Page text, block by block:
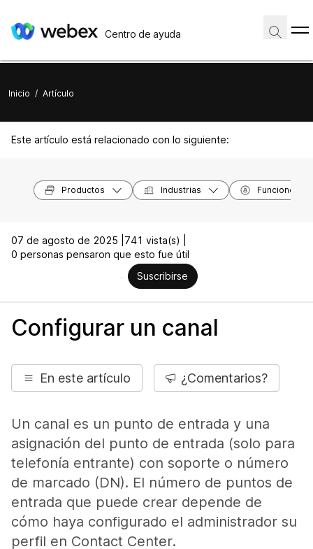
Centro de ayuda
Inicio / Artículo
Este artículo está relacionado con lo siguiente:
Productos Industrias Funciones
07 de agosto de 2025 | 741 vista(s) |
0 personas pensaron que esto fue útil
Suscribirse
Configurar un canal
En este artículo ¿Comentarios?
Un canal es un punto de entrada y una
asignación del punto de entrada (solo para
telefonía entrante) con soporte o número
de marcado (DN). El número de puntos de
entrada que puede crear depende de
cómo haya configurado el administrador su
perfil en Contact Center.